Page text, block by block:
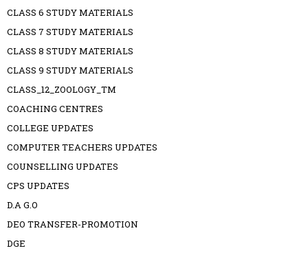
CLASS 6 STUDY MATERIALS
CLASS 7 STUDY MATERIALS
CLASS 8 STUDY MATERIALS
CLASS 9 STUDY MATERIALS
CLASS_12_ZOOLOGY_TM
COACHING CENTRES
COLLEGE UPDATES
COMPUTER TEACHERS UPDATES
COUNSELLING UPDATES
CPS UPDATES
D.A G.O
DEO TRANSFER-PROMOTION
DGE